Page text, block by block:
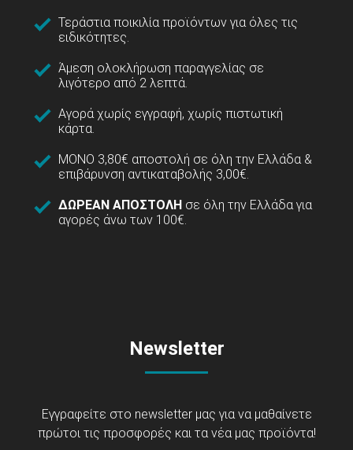
Τεράστια ποικιλία προϊόντων για όλες τις
ειδικότητες.
Άμεση ολοκλήρωση παραγγελίας σε
λιγότερο από 2 λεπτά.
Αγορά χωρίς εγγραφή, χωρίς πιστωτική
κάρτα.
ΜΟΝΟ 3,80€ αποστολή σε όλη την Ελλάδα &
επιβάρυνση αντικαταβολής 3,00€.
ΔΩΡΕΑΝ ΑΠΟΣΤΟΛΗ σε όλη την Ελλάδα για
αγορές άνω των 100€.
Newsletter
Εγγραφείτε στο newsletter μας για να μαθαίνετε
πρώτοι τις προσφορές και τα νέα μας προϊόντα!